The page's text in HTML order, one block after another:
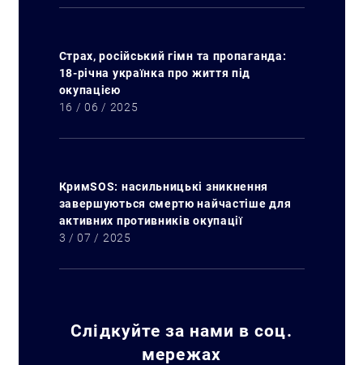
Страх, російський гімн та пропаганда:
18-річна українка про життя під
окупацією
16 / 06 / 2025
КримSOS: насильницькі зникнення
завершуються смертю найчастіше для
активних противників окупації
3 / 07 / 2025
Слідкуйте за нами в соц.
мережах